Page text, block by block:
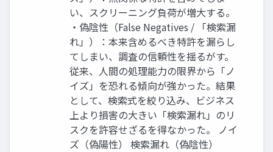
い、スクリーニング負荷が増大する。
・偽陰性（False Negatives / 「検索漏
れ」）：本来含めるべき特許を漏らし
てしまい、調査の信頼性を揺るがす。
従来、人間の処理能力の限界から「ノ
イズ」を恐れる傾向が強かった。結果
として、検索式を絞り込み、ビジネス
上より損害の大きい「検索漏れ」のリ
スクを許容せざるを得なかった。 ノイ
ズ（偽陽性） 検索漏れ（偽陰性）